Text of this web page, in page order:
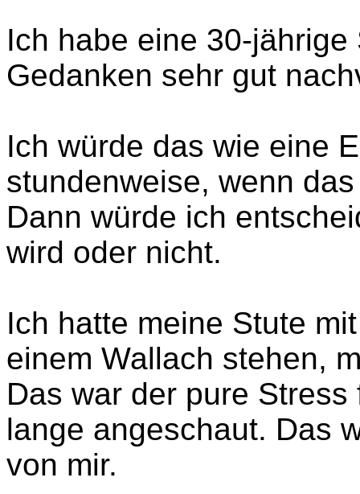
Ich habe eine 30-
Gedanken sehr gut
Ich würde das wie eine
stundenweise, wenn
Dann würde ich
wird oder nicht.
Ich hatte meine Stute
einem Wallach stehen,
Das war der pure
lange angeschaut. Das
von mir.